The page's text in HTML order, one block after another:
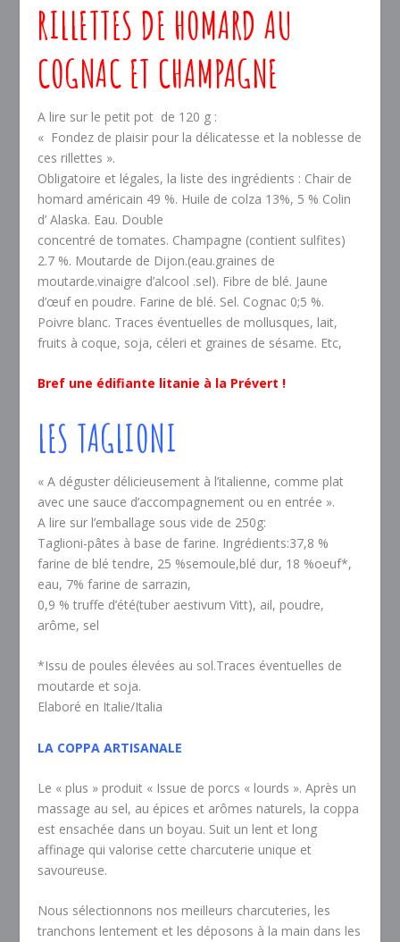
RILLETTES DE HOMARD AU
COGNAC ET CHAMPAGNE
A lire sur le petit pot de 120 g :
« Fondez de plaisir pour la délicatesse et la noblesse de
ces rillettes ».
Obligatoire et légales, la liste des ingrédients : Chair de
homard américain 49 %. Huile de colza 13%, 5 % Colin
d’ Alaska. Eau. Double
concentré de tomates. Champagne (contient sulfites)
2.7 %. Moutarde de Dijon.(eau.graines de
moutarde.vinaigre d’alcool .sel). Fibre de blé. Jaune
d’œuf en poudre. Farine de blé. Sel. Cognac 0;5 %.
Poivre blanc. Traces éventuelles de mollusques, lait,
fruits à coque, soja, céleri et graines de sésame. Etc,
Bref une édifiante litanie à la Prévert !
LES TAGLIONI
« A déguster délicieusement à l’italienne, comme plat
avec une sauce d’accompagnement ou en entrée ».
A lire sur l’emballage sous vide de 250g:
Taglioni-pâtes à base de farine. Ingrédients:37,8 %
farine de blé tendre, 25 %semoule,blé dur, 18 %oeuf*,
eau, 7% farine de sarrazin,
0,9 % truffe d’été(tuber aestivum Vitt), ail, poudre,
arôme, sel
*Issu de poules élevées au sol.Traces éventuelles de
moutarde et soja.
Elaboré en Italie/Italia
LA COPPA ARTISANALE
Le « plus » produit « Issue de porcs « lourds ». Après un
massage au sel, au épices et arômes naturels, la coppa
est ensachée dans un boyau. Suit un lent et long
affinage qui valorise cette charcuterie unique et
savoureuse.
Nous sélectionnons nos meilleurs charcuteries, les
tranchons lentement et les déposons à la main dans les